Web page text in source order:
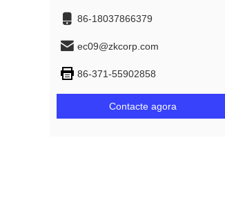
86-18037866379
ec09@zkcorp.com
86-371-55902858
Contacte agora